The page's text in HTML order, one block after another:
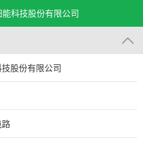
科技股份有限公司
股份有限公司